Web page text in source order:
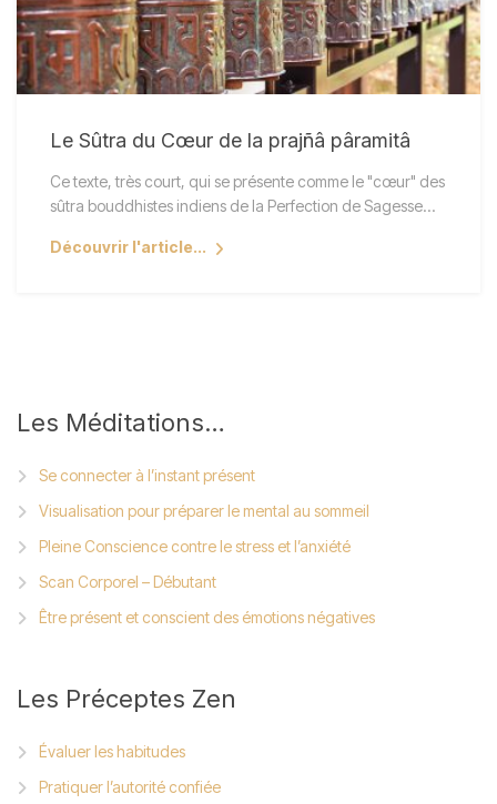
Le Sûtra du Cœur de la prajñâ pâramitâ
Ce texte, très court, qui se présente comme le "cœur" des
sûtra bouddhistes indiens de la Perfection de Sagesse…
Découvrir l'article...
Les Méditations…
Se connecter à l’instant présent
Visualisation pour préparer le mental au sommeil
Pleine Conscience contre le stress et l’anxiété
Scan Corporel – Débutant
Être présent et conscient des émotions négatives
Les Préceptes Zen
Évaluer les habitudes
Pratiquer l’autorité confiée